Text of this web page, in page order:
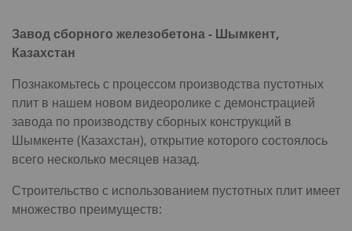
Завод сборного железобетона - Шымкент,
Казахстан
Познакомьтесь с процессом производства пустотных
плит в нашем новом видеоролике с демонстрацией
завода по производству сборных конструкций в
Шымкенте (Казахстан), открытие которого состоялось
всего несколько месяцев назад.
Строительство с использованием пустотных плит имеет
множество преимуществ: